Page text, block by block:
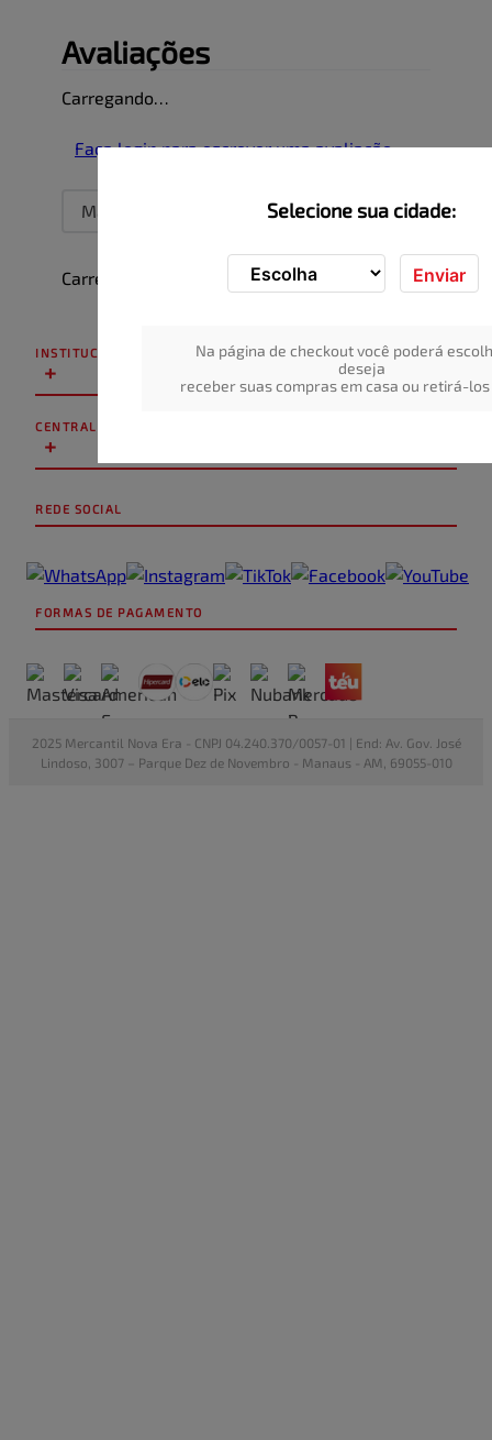
Selecione sua cidade:
Enviar
Na página de checkout você poderá
deseja
receber suas compras em casa ou retirá-
Avaliações
Carregando…
Faça login para escrever uma avaliação.
Mais recentes Todos
Carregando avaliações…
INSTITUCIONAL
+
CENTRAL DE ATENDIMENTO
+
REDE SOCIAL
FORMAS DE PAGAMENTO
2025 Mercantil Nova Era - CNPJ 04.240.370/0057-01 | End: Av. Gov. José
Lindoso, 3007 – Parque Dez de Novembro - Manaus - AM, 69055-010